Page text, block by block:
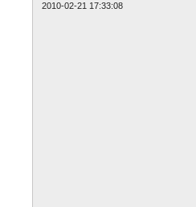
2010-02-21 17:33:08